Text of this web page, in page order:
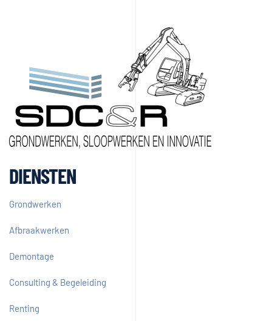
DIENSTEN
Grondwerken
Afbraakwerken
Demontage
Consulting & Begeleiding
Renting